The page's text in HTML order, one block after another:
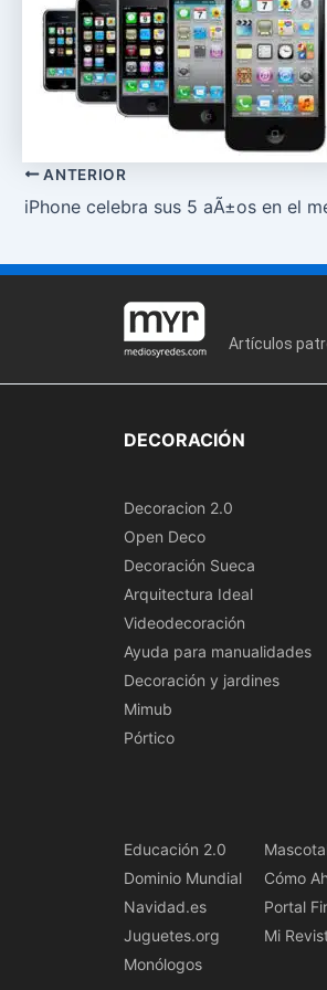
ANTERIOR
iPhone celebra sus 5 aÃ±os en el
Artículos
DECORACIÓN
Decoracion 2.0
Open Deco
Decoración Sueca
Arquitectura Ideal
Videodecoración
Ayuda para manualidades
Decoración y jardines
Mimub
Pórtico
Educación 2.0
Dominio Mundial
Navidad.es
Juguetes.org
Monólogos
Cómo
Portal
Mi